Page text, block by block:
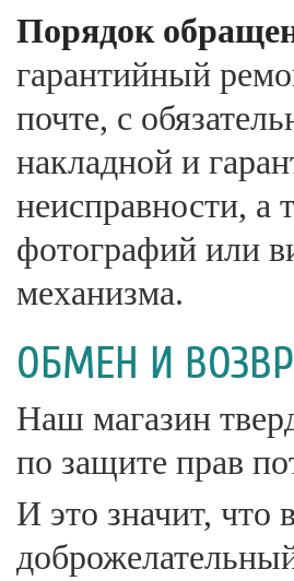
Порядок
гарантийный
почте, с
накладной и
неисправности, а
фотографий или
механизма.
ОБМЕН И
Наш магазин
по защите прав
И это значит, что